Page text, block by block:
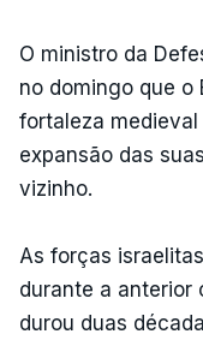
O ministro da
no domingo que o
fortaleza
expansão das
vizinho.
As forças
durante a anterior
durou duas